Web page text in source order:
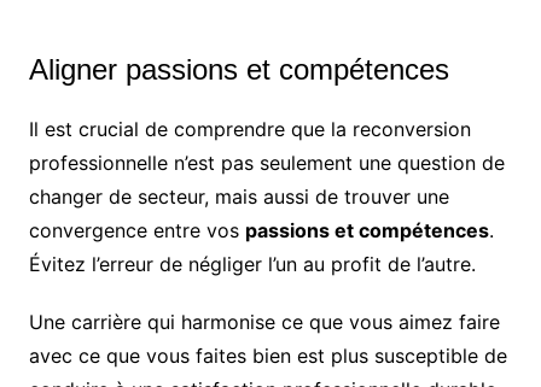
Aligner passions et compétences
Il est crucial de comprendre que la reconversion
professionnelle n’est pas seulement une question de
changer de secteur, mais aussi de trouver une
convergence entre vos passions et compétences.
Évitez l’erreur de négliger l’un au profit de l’autre.
Une carrière qui harmonise ce que vous aimez faire
avec ce que vous faites bien est plus susceptible de